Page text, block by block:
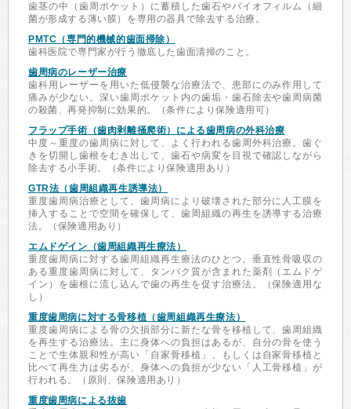
歯茎の中（歯周ポケット）に蓄積した歯石やバイオフィルム（細
菌が形成する薄い膜）を専用の器具で除去する治療。
PMTC（専門的機械的歯面掃除）
歯科医院で専門家が行う徹底した歯面清掃のこと。
歯周病のレーザー治療
歯科用レーザーを用いた低侵襲な治療法で、患部にのみ作用して
痛みが少ない。深い歯周ポケット内の歯垢・歯石除去や歯周病菌
の殺菌、再発抑制に効果的。（条件により保険適用可）
フラップ手術（歯肉剥離掻爬術）による歯周病の外科治療
中度～重度の歯周病に対して、よく行われる歯周外科治療。歯ぐ
きを切開し歯根をむき出して、歯石や病変を目視で確認しながら
除去する小手術。（条件により保険適用あり）
GTR法（歯周組織再生誘導法）
重度歯周病治療として、歯周病により破壊された部分に人工膜を
挿入することで空間を確保して、歯周組織の再生を誘導する治療
法。（保険適用あり）
エムドゲイン（歯周組織再生療法）
重度歯周病に対する歯周組織再生療法のひとつ。垂直性骨吸収の
ある重度歯周病に対して、タンパク質が含まれた薬剤（エムドゲ
イン）を歯根に流し込んで歯の再生を促す治療法。（保険適用な
し）
重度歯周病に対する骨移植（歯周組織再生療法）
重度歯周病による骨の欠損部分に新たな骨を移植して、歯周組織
を再生する治療法。主に身体への負担はあるが、自分の骨を使う
ことで生体親和性が高い「自家骨移植」、もしくは自家骨移植と
比べて再生力は劣るが、身体への負担が少ない「人工骨移植」が
行われる。（原則、保険適用あり）
重度歯周病による抜歯